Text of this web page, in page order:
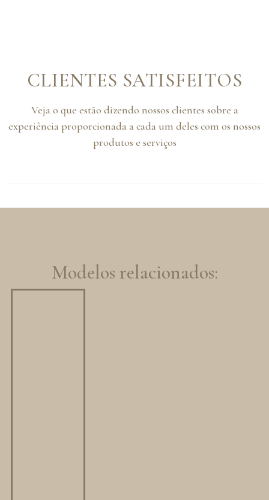
CLIENTES SATISFEITOS
Veja o que estão dizendo nossos clientes sobre a
experiência proporcionada a cada um deles com os nossos
produtos e serviços
Modelos relacionados: